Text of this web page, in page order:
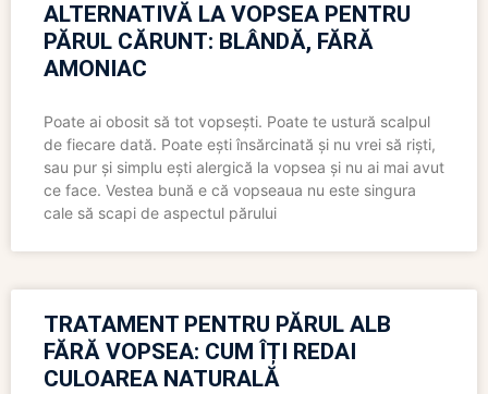
ALTERNATIVĂ LA VOPSEA PENTRU
PĂRUL CĂRUNT: BLÂNDĂ, FĂRĂ
AMONIAC
Poate ai obosit să tot vopsești. Poate te ustură scalpul
de fiecare dată. Poate ești însărcinată și nu vrei să riști,
sau pur și simplu ești alergică la vopsea și nu ai mai avut
ce face. Vestea bună e că vopseaua nu este singura
cale să scapi de aspectul părului
TRATAMENT PENTRU PĂRUL ALB
FĂRĂ VOPSEA: CUM ÎȚI REDAI
CULOAREA NATURALĂ